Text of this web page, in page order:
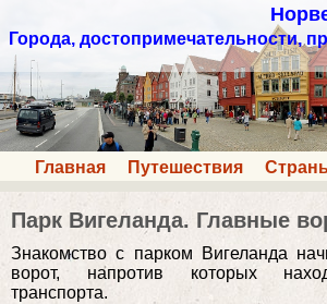
Города, достопримечательности,
Главная Путешествия
Парк Вигеланда. Главные
Знакомство с парком Вигеланда
ворот, напротив которых
транспорта.